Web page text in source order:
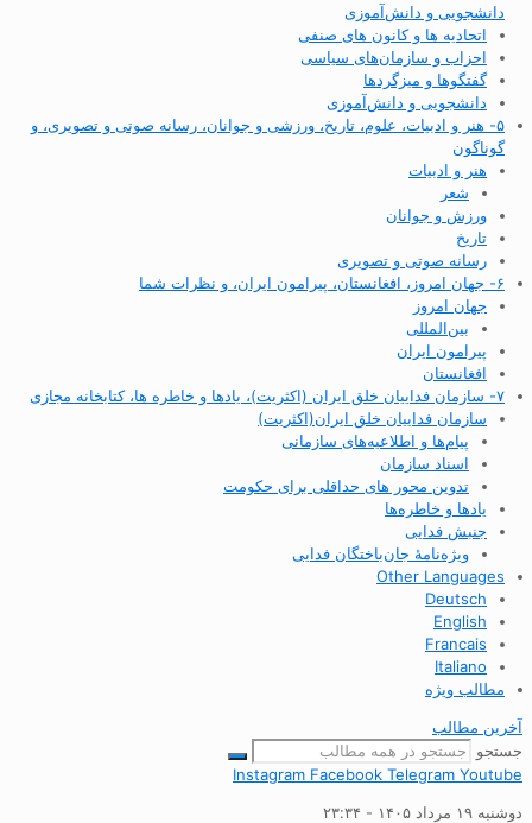
دانشجویی و دانش‌آموزی
اتحادیه ها و کانون های صنفی
احزاب و سازمان‌های سیاسی
گفتگوها و میزگردها
دانشجویی و دانش‌آموزی
۵- هنر و ادبیات، علوم، تاریخ، ورزشی و جوانان، رسانه صوتی و تصویری، و
گوناگون
هنر و ادبیات
شعر
ورزش و جوانان
تاریخ
رسانه صوتی و تصویری
۶- جهان امروز، افغانستان، پیرامون ایران، و نظرات شما
جهان امروز
بین‌المللی
پیرامون ایران
افغانستان
۷- سازمان فداییان خلق ایران (اکثریت)، یادها و خاطره ها، کتابخانه مجازی
سازمان فداییان خلق ایران(اکثریت)
پیام‌ها و اطلاعیه‌های سازمانی
اسناد سازمان
تدوین محور های حداقلی برای حکومت
یادها و خاطره‌ها
جنبش فدایی
ویژه‌نامهٔ جان‌باختگان فدایی
Other Languages
Deutsch
English
Francais
Italiano
مطالب ویژه
آخرین مطالب
جستجو
Instagram Facebook Telegram Youtube
دوشنبه ۱۹ مرداد ۱۴۰۵ - ۲۳:۳۴